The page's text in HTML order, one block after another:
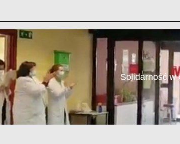
Solidarność w